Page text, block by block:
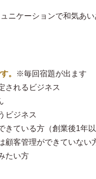
ニケーションで和気あい
。
※毎回宿題が出ます
されるビジネス
ビジネス
ている方（創業後1年
顧客管理ができていない
たい方